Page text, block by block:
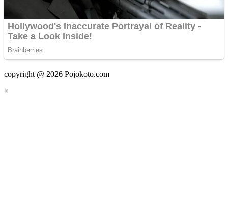
copyright @ 2026 Pojokoto.com
×